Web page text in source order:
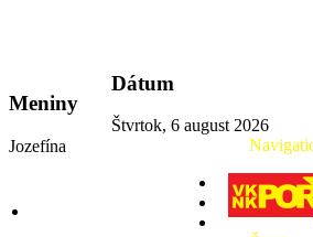
Meniny
Jozefína
Dátum
Štvrtok, 6 august 2026